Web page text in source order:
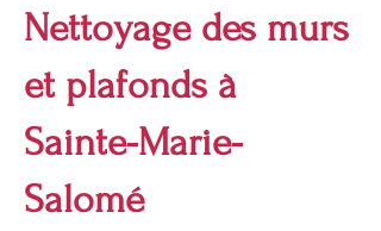
Nettoyage des murs
et plafonds à
Sainte-Marie-
Salomé